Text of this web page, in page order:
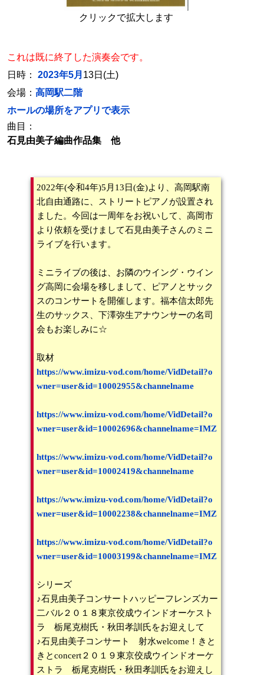
クリックで拡大します
これは既に終了した演奏会です。
日時： 2023年5月 13日(土)
会場： 高岡駅二階
ホールの場所をアプリで表示
曲目：
石見由美子編曲作品集 他
2022年(令和4年)5月13日(金)より、高岡駅南
北自由通路に、ストリートピアノが設置され
ました。今回は一周年をお祝いして、高岡市
より依頼を受けまして石見由美子さんのミニ
ライブを行います。
ミニライブの後は、お隣のウイング・ウイン
グ高岡に会場を移しまして、ピアノとサック
スのコンサートを開催します。福本信太郎先
生のサックス、下澤弥生アナウンサーの名司
会もお楽しみに☆
取材
https://www.imizu-vod.com/home/VidDetail?o
wner=user&id=10002955&channelname
https://www.imizu-vod.com/home/VidDetail?o
wner=user&id=10002696&channelname=IMZ
https://www.imizu-vod.com/home/VidDetail?o
wner=user&id=10002419&channelname
https://www.imizu-vod.com/home/VidDetail?o
wner=user&id=10002238&channelname=IMZ
https://www.imizu-vod.com/home/VidDetail?o
wner=user&id=10003199&channelname=IMZ
シリーズ
♪石見由美子コンサートハッピーフレンズカー
二バル２０１８東京佼成ウインドオーケスト
ラ 栃尾克樹氏・秋田孝訓氏をお迎えして
♪石見由美子コンサート 射水welcome！きと
きとconcert２０１９東京佼成ウインドオーケ
ストラ 栃尾克樹氏・秋田孝訓氏をお迎えし